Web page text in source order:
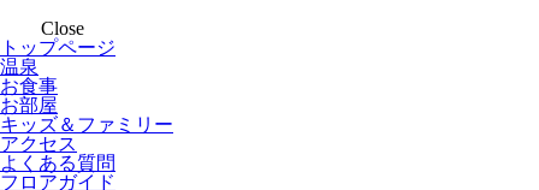
Close
トップページ
温泉
お食事
お部屋
キッズ＆ファミリー
アクセス
よくある質問
フロアガイド